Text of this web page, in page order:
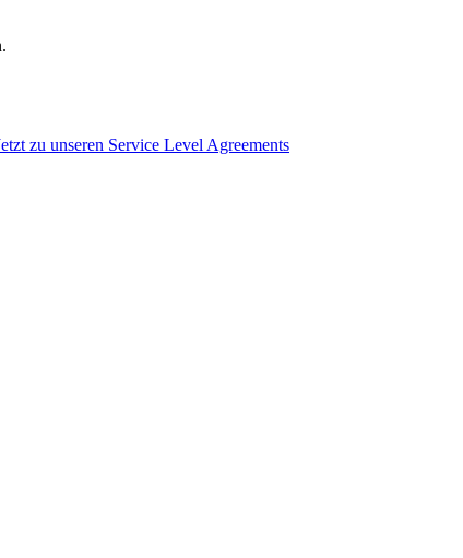
zu unseren Service Level Agreements